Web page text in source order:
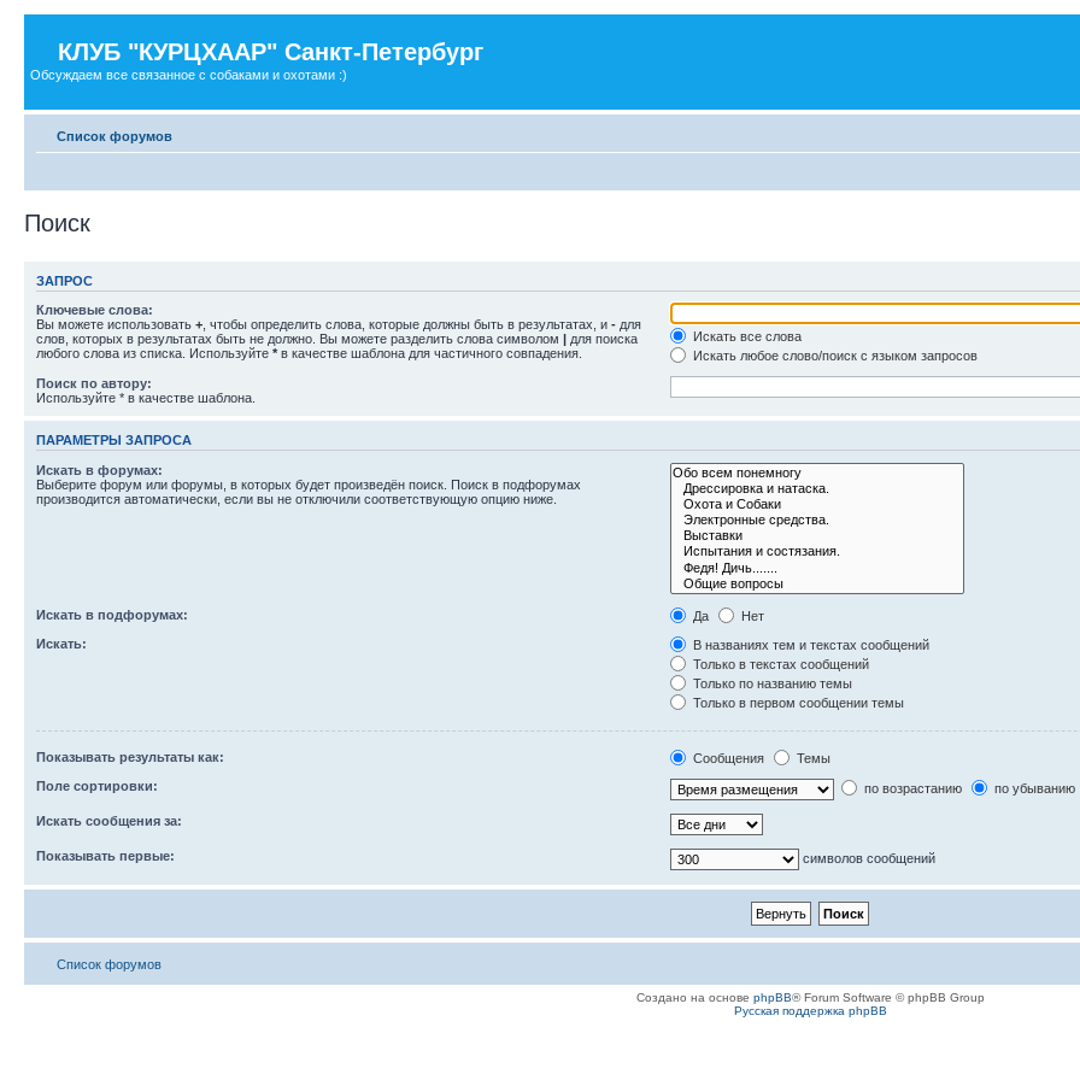
КЛУБ "КУРЦХААР" Санкт-Петербург
Обсуждаем все связанное с собаками и охотами :)
Список форумов
Поиск
ЗАПРОС
Ключевые слова:
Вы можете использовать + , чтобы определить слова, которые должны быть в результатах, и - для
слов, которых в результатах быть не должно. Вы можете разделить слова символом | для поиска
любого слова из списка. Используйте * в качестве шаблона для частичного совпадения.
Искать все слова
Искать любое слово/поиск с языком запросов
Поиск по автору:
Используйте * в качестве шаблона.
ПАРАМЕТРЫ ЗАПРОСА
Искать в форумах:
Выберите форум или форумы, в которых будет произведён поиск. Поиск в подфорумах
производится автоматически, если вы не отключили соответствующую опцию ниже.
Искать в подфорумах: Да
Нет
Искать:
В названиях тем и текстах сообщений
Только в текстах сообщений
Только по названию темы
Только в первом сообщении темы
Показывать результаты как: Сообщения
Темы
Поле сортировки:
по возрастанию по убыванию
Искать сообщения за:
Показывать первые: символов сообщений
Список форумов
Создано на основе phpBB® Forum Software © phpBB Group
Русская поддержка phpBB